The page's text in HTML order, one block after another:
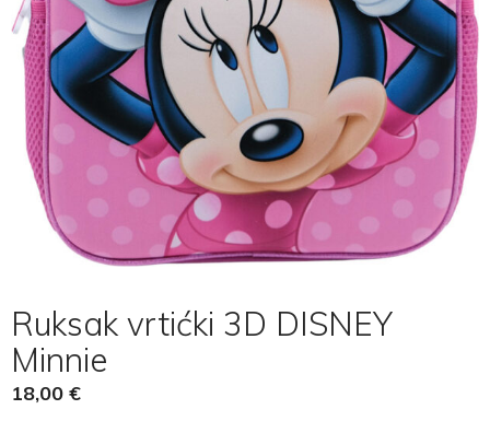
Ruksak vrtićki 3D DISNEY
Minnie
18,00 €